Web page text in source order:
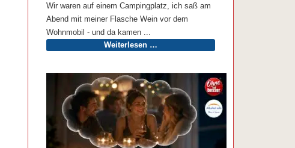
Wir waren auf einem Campingplatz, ich saß am
Abend mit meiner Flasche Wein vor dem
Wohnmobil - und da kamen ...
Weiterlesen …